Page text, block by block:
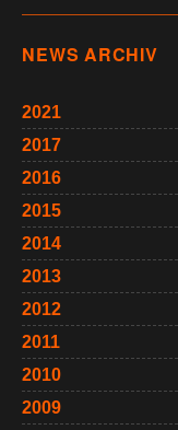
NEWS ARCHIV
2021
2017
2016
2015
2014
2013
2012
2011
2010
2009